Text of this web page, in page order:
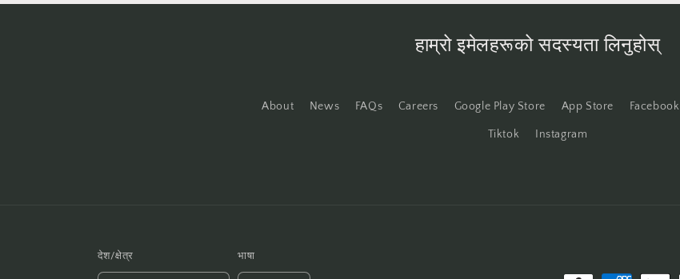
हाम्रो इमेलहरूको सदस्यता लिनुहोस्
About News FAQs Careers Google Play Store App Store Facebook
Tiktok Instagram
देश/क्षेत्र भाषा